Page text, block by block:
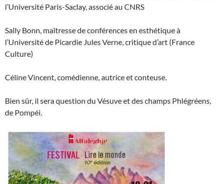
l’Université Paris-Saclay, associé au CNRS
Sally Bonn, maîtresse de conférences en esthétique à
l’Université de Picardie Jules Verne, critique d’art (France
Culture)
Céline Vincent, comédienne, autrice et conteuse.
Bien sûr, il sera question du Vésuve et des champs Phlégréens,
de Pompéi.